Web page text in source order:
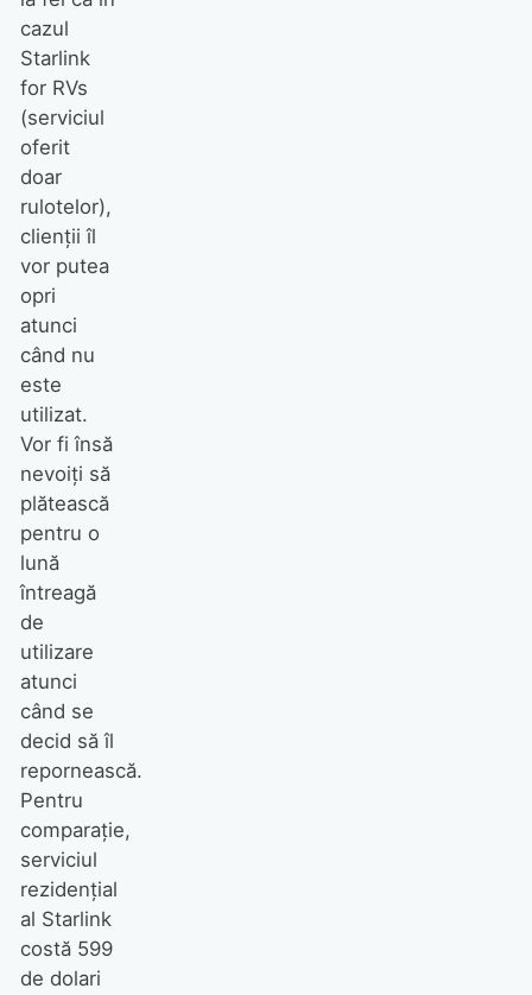
cazul
Starlink
for RVs
(serviciul
oferit
doar
rulotelor),
clienții îl
vor putea
opri
atunci
când nu
este
utilizat.
Vor fi însă
nevoiți să
plătească
pentru o
lună
întreagă
de
utilizare
atunci
când se
decid să îl
repornească.
Pentru
comparație,
serviciul
rezidențial
al Starlink
costă 599
de dolari